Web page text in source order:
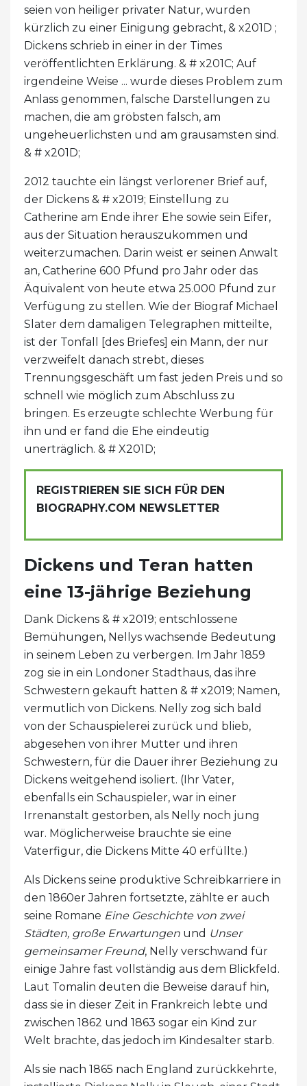
seien von heiliger privater Natur, wurden
kürzlich zu einer Einigung gebracht, & x201D ;
Dickens schrieb in einer in der Times
veröffentlichten Erklärung. & # x201C; Auf
irgendeine Weise ... wurde dieses Problem zum
Anlass genommen, falsche Darstellungen zu
machen, die am gröbsten falsch, am
ungeheuerlichsten und am grausamsten sind.
& # x201D;
2012 tauchte ein längst verlorener Brief auf,
der Dickens & # x2019; Einstellung zu
Catherine am Ende ihrer Ehe sowie sein Eifer,
aus der Situation herauszukommen und
weiterzumachen. Darin weist er seinen Anwalt
an, Catherine 600 Pfund pro Jahr oder das
Äquivalent von heute etwa 25.000 Pfund zur
Verfügung zu stellen. Wie der Biograf Michael
Slater dem damaligen Telegraphen mitteilte,
ist der Tonfall [des Briefes] ein Mann, der nur
verzweifelt danach strebt, dieses
Trennungsgeschäft um fast jeden Preis und so
schnell wie möglich zum Abschluss zu
bringen. Es erzeugte schlechte Werbung für
ihn und er fand die Ehe eindeutig
unerträglich. & # X201D;
REGISTRIEREN SIE SICH FÜR DEN
BIOGRAPHY.COM NEWSLETTER
Dickens und Teran hatten
eine 13-jährige Beziehung
Dank Dickens & # x2019; entschlossene
Bemühungen, Nellys wachsende Bedeutung
in seinem Leben zu verbergen. Im Jahr 1859
zog sie in ein Londoner Stadthaus, das ihre
Schwestern gekauft hatten & # x2019; Namen,
vermutlich von Dickens. Nelly zog sich bald
von der Schauspielerei zurück und blieb,
abgesehen von ihrer Mutter und ihren
Schwestern, für die Dauer ihrer Beziehung zu
Dickens weitgehend isoliert. (Ihr Vater,
ebenfalls ein Schauspieler, war in einer
Irrenanstalt gestorben, als Nelly noch jung
war. Möglicherweise brauchte sie eine
Vaterfigur, die Dickens Mitte 40 erfüllte.)
Als Dickens seine produktive Schreibkarriere in
den 1860er Jahren fortsetzte, zählte er auch
seine Romane Eine Geschichte von zwei
Städten, große Erwartungen und Unser
gemeinsamer Freund, Nelly verschwand für
einige Jahre fast vollständig aus dem Blickfeld.
Laut Tomalin deuten die Beweise darauf hin,
dass sie in dieser Zeit in Frankreich lebte und
zwischen 1862 und 1863 sogar ein Kind zur
Welt brachte, das jedoch im Kindesalter starb.
Als sie nach 1865 nach England zurückkehrte,